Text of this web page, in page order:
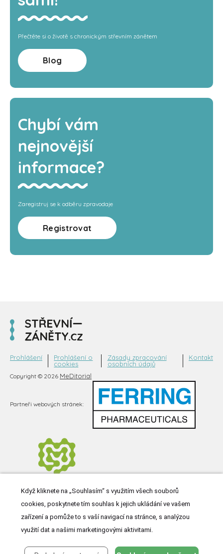
Přečtěte si o životě s chronickým střevním zánětem
Blog
Chybí vám
nejnovější
informace?
Zaregistruj se k odběru zpravodaje
Registrovat
Copyright © 2026 MeDitorial
Prohlášení
Prohlášení o
cookies
Zásady zpracování
osobních údajů
Kontakt
Partneři webových stránek:
Když kliknete na „Souhlasím“ s využitím všech souborů
cookies, poskytnete tím souhlas k jejich ukládání ve vašem
zařízení a pomůže to s vaší navigací na stránce, s analýzou
využití dat a našimi marketingovými aktivitami.